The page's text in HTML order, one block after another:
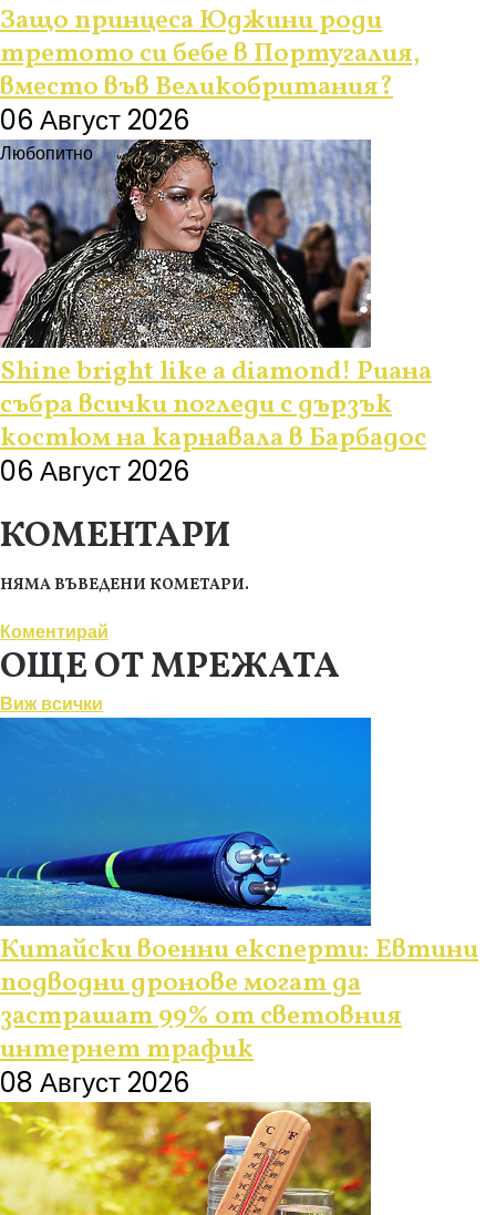
Защо принцеса Юджини роди
третото си бебе в Португалия,
вместо във Великобритания?
06 Август 2026
Любопитно
Shine bright like a diamond! Риана
събра всички погледи с дързък
костюм на карнавала в Барбадос
06 Август 2026
КОМЕНТАРИ
НЯМА ВЪВЕДЕНИ КОМЕТАРИ.
Коментирай
ОЩЕ ОТ МРЕЖАТА
Виж всички
Китайски военни експерти: Евтини
подводни дронове могат да
застрашат 99% от световния
интернет трафик
08 Август 2026